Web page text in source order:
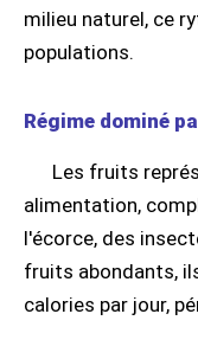
milieu naturel, ce
populations.
Régime dominé
Les fruits
alimentation,
l'écorce, des
fruits abondants,
calories par jour,